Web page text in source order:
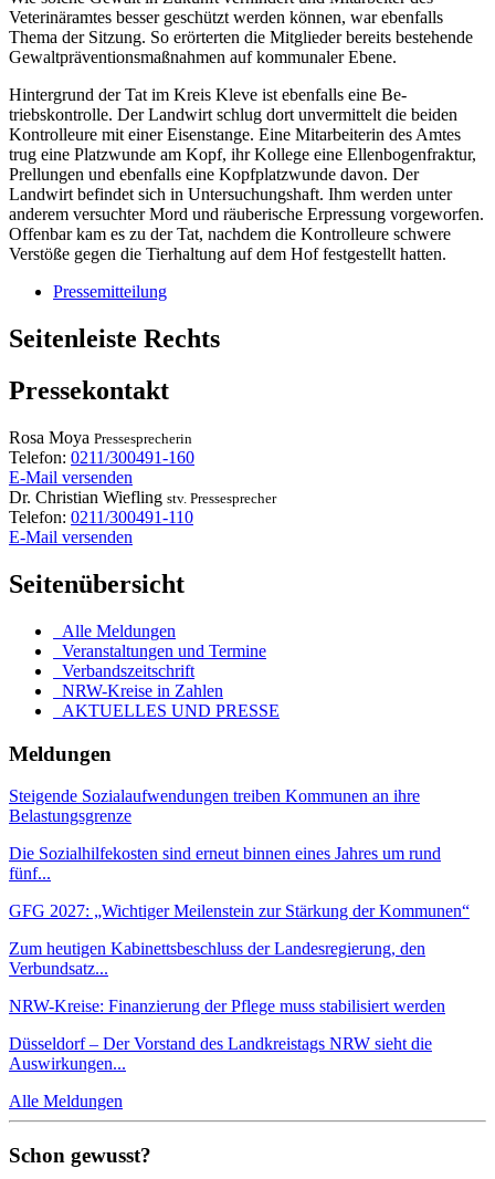
Veterinäramtes besser geschützt werden können, war ebenfalls
Thema der Sitzung. So erörterten die Mitglieder bereits bestehende
Gewaltpräventionsmaßnahmen auf kommunaler Ebene.
Hintergrund der Tat im Kreis Kleve ist ebenfalls eine Be-
triebskontrolle. Der Landwirt schlug dort unvermittelt die beiden
Kontrolleure mit einer Eisenstange. Eine Mitarbeiterin des Amtes
trug eine Platzwunde am Kopf, ihr Kollege eine Ellenbogenfraktur,
Prellungen und ebenfalls eine Kopfplatzwunde davon. Der
Landwirt befindet sich in Untersuchungshaft. Ihm werden unter
anderem versuchter Mord und räuberische Erpressung vorgeworfen.
Offenbar kam es zu der Tat, nachdem die Kontrolleure schwere
Verstöße gegen die Tierhaltung auf dem Hof festgestellt hatten.
Pressemitteilung
Seitenleiste Rechts
Pressekontakt
Rosa Moya Pressesprecherin
Telefon: 0211/300491-160
E-Mail versenden
Dr. Christian Wiefling stv. Pressesprecher
Telefon: 0211/300491-110
E-Mail versenden
Seitenübersicht
Alle Meldungen
Veranstaltungen und Termine
Verbandszeitschrift
NRW-Kreise in Zahlen
AKTUELLES UND PRESSE
Meldungen
Steigende Sozialaufwendungen treiben Kommunen an ihre
Belastungsgrenze
Die Sozialhilfekosten sind erneut binnen eines Jahres um rund
fünf...
GFG 2027: „Wichtiger Meilenstein zur Stärkung der Kommunen“
Zum heutigen Kabinettsbeschluss der Landesregierung, den
Verbundsatz...
NRW-Kreise: Finanzierung der Pflege muss stabilisiert werden
Düsseldorf – Der Vorstand des Landkreistags NRW sieht die
Auswirkungen...
Alle Meldungen
Schon gewusst?